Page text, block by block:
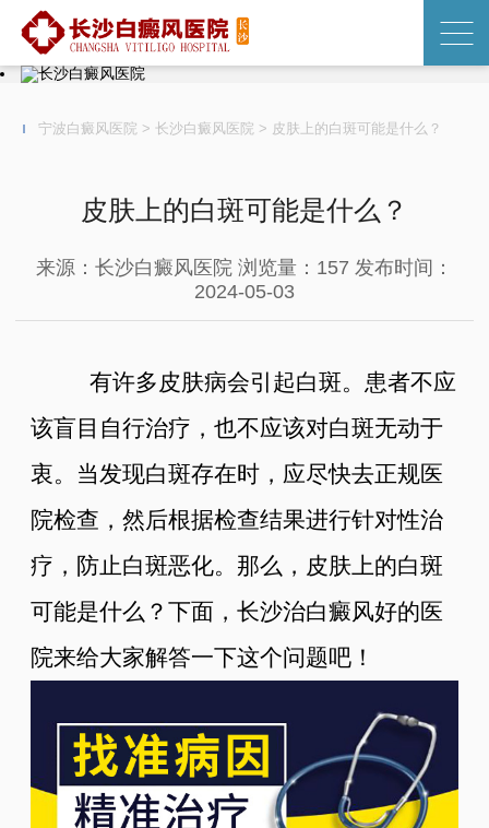
宁波白癜风医院 > 长沙白癜风医院 > 皮肤上的白斑可能是什么？
皮肤上的白斑可能是什么？
来源：长沙白癜风医院 浏览量：157 发布时间：
2024-05-03
有许多皮肤病会引起白斑。患者不应
该盲目自行治疗，也不应该对白斑无动于
衷。当发现白斑存在时，应尽快去正规医
院检查，然后根据检查结果进行针对性治
疗，防止白斑恶化。那么，皮肤上的白斑
可能是什么？下面，长沙治白癜风好的医
院来给大家解答一下这个问题吧！